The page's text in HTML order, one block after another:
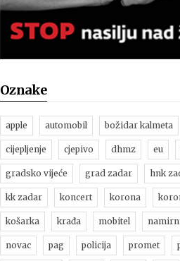
Oznake
apple automobil božidar kalmeta
cijepljenje cjepivo dhmz eu
gradsko vijeće grad zadar hnk
kk zadar koncert korona
košarka krađa mobitel
novac pag policija promet